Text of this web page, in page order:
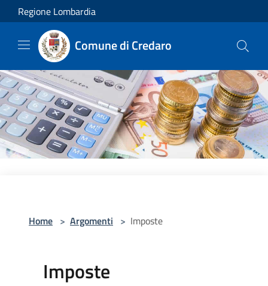
Salta al contenuto principale
Regione Lombardia
Comune di Credaro
Home > Argomenti > Imposte
Imposte